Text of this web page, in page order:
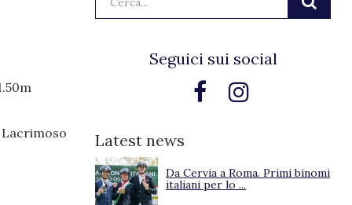
Seguici sui social
Latest news
Da Cervia a Roma. Primi binomi
italiani per lo ...